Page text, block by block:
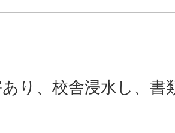
り、校舎浸水し、書